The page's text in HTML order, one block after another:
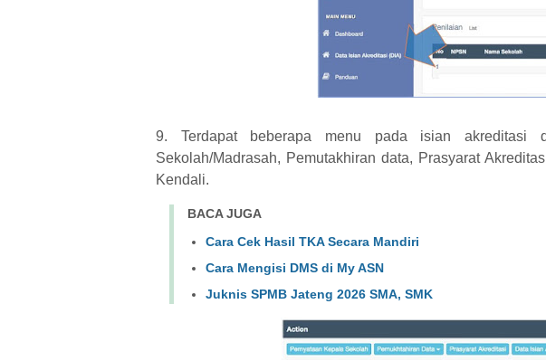
9. Terdapat beberapa menu pada isian akreditasi
Sekolah/Madrasah, Pemutakhiran data, Prasyarat
Kendali.
BACA JUGA
Cara Cek Hasil TKA Secara Mandiri
Cara Mengisi DMS di My ASN
Juknis SPMB Jateng 2026 SMA, SMK